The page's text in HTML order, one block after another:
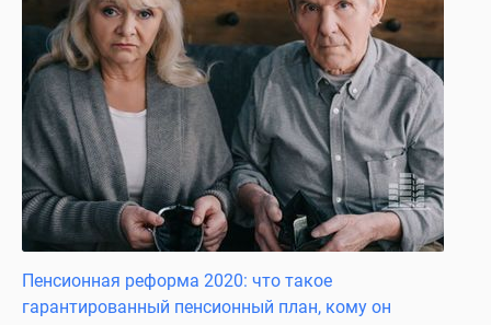
комнатные
комнатные
комнатные
Квартиры
карте
Ипотечный
калькулятор
Пенсионная реформа 2020: что такое
гарантированный пенсионный план, кому он